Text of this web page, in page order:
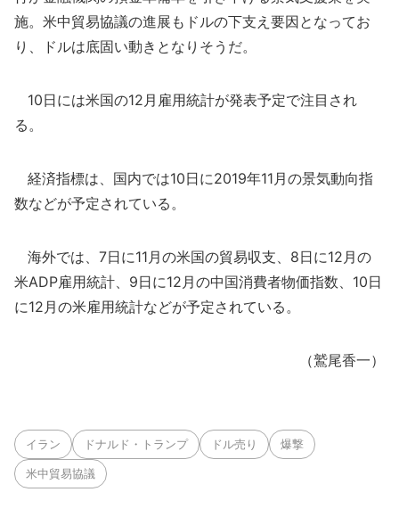
施。米中貿易協議の進展もドルの下支え要因となってお
り、ドルは底固い動きとなりそうだ。
10日には米国の12月雇用統計が発表予定で注目され
る。
経済指標は、国内では10日に2019年11月の景気動向指
数などが予定されている。
海外では、7日に11月の米国の貿易収支、8日に12月の
米ADP雇用統計、9日に12月の中国消費者物価指数、10日
に12月の米雇用統計などが予定されている。
（鷲尾香一）
イラン ドナルド・トランプ ドル売り 爆撃
米中貿易協議